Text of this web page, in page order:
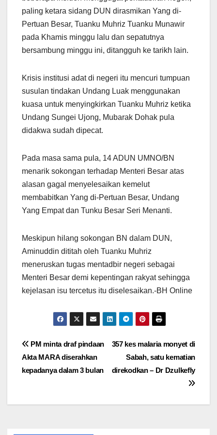
paling ketara sidang DUN dirasmikan Yang di-
Pertuan Besar, Tuanku Muhriz Tuanku Munawir
pada Khamis minggu lalu dan sepatutnya
bersambung minggu ini, ditangguh ke tarikh lain.
Krisis institusi adat di negeri itu mencuri tumpuan
susulan tindakan Undang Luak menggunakan
kuasa untuk menyingkirkan Tuanku Muhriz ketika
Undang Sungei Ujong, Mubarak Dohak pula
didakwa sudah dipecat.
Pada masa sama pula, 14 ADUN UMNO/BN
menarik sokongan terhadap Menteri Besar atas
alasan gagal menyelesaikan kemelut
membabitkan Yang di-Pertuan Besar, Undang
Yang Empat dan Tunku Besar Seri Menanti.
Meskipun hilang sokongan BN dalam DUN,
Aminuddin dititah oleh Tuanku Muhriz
meneruskan tugas mentadbir negeri sebagai
Menteri Besar demi kepentingan rakyat sehingga
kejelasan isu tercetus itu diselesaikan.-BH Online
Post
navigation
357 kes malaria monyet di
Sabah, satu kematian
direkodkan – Dr Dzulkefly
PM minta draf pindaan
Akta MARA diserahkan
kepadanya dalam 3 bulan